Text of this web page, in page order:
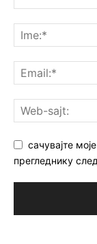
сачувајте
прегледнику